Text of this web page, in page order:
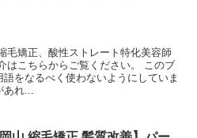
毛矯正、酸性ストレート特化美容師
はこちらからご覧ください。 このブ
をなるべく使わないようにしていま
あれ...